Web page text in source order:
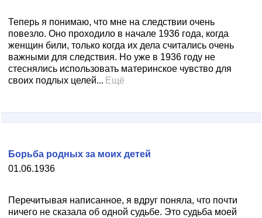
Теперь я понимаю, что мне на следствии очень
повезло. Оно проходило в начале 1936 года, когда
женщин били, только когда их дела считались очень
важными для следствия. Но уже в 1936 году не
стеснялись использовать материнское чувство для
своих подлых целей... Ещё
01.06.1936
Борьба родных за моих детей
Перечитывая написанное, я вдруг поняла, что почти
ничего не сказала об одной судьбе. Это судьба моей